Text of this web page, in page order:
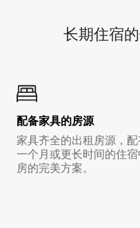
长期住宿
配备家具的房源
家具齐全的出租房源，
一个月或更长时间的住
房的完美方案。